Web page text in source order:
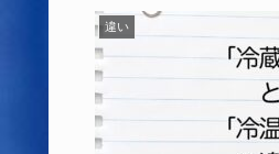
違い